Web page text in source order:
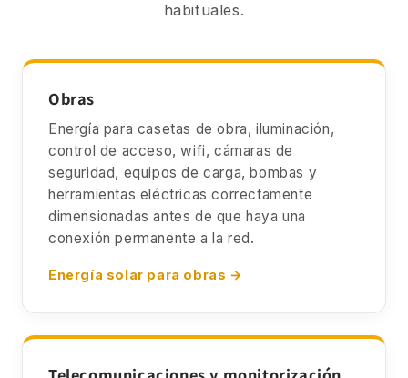
habituales.
Obras
Energía para casetas de obra, iluminación,
control de acceso, wifi, cámaras de
seguridad, equipos de carga, bombas y
herramientas eléctricas correctamente
dimensionadas antes de que haya una
conexión permanente a la red.
Energía solar para obras →